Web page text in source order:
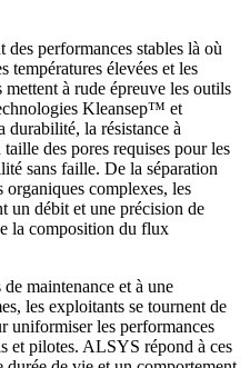
performances stables là où
températures élevées et les
à rude épreuve les outils
Kleansep™ et
la résistance à
des pores requises pour les
sans faille. De la séparation
organiques complexes, les
un débit et une précision de
la composition du flux
maintenance et à une
les exploitants se tournent de
uniformiser les performances
et pilotes. ALSYS répond à ces